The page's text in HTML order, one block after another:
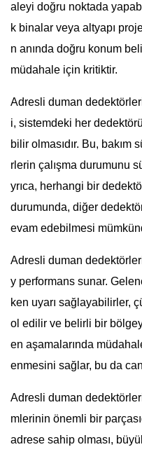
aleyi doğru noktada
k binalar veya altyapı
n anında doğru konum
müdahale için kritiktir.
Adresli duman
i, sistemdeki her
bilir olmasıdır. Bu, bakım
rlerin çalışma durumunu
yrıca, herhangi bir
durumunda, diğer
evam edebilmesi
Adresli duman
y performans sunar.
ken uyarı sağlayabilirler,
ol edilir ve belirli bir
en aşamalarında
enmesini sağlar, bu da
Adresli duman
mlerinin önemli bir
adrese sahip olması,